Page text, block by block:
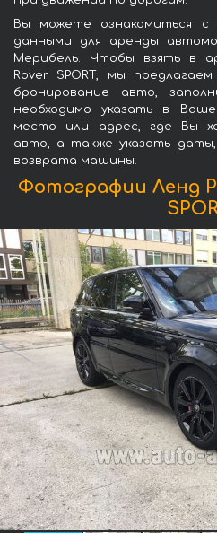
Вы можете ознакомиться с
данными для аренды
Мерибель. Чтобы взять в
Rover SPORT, мы
бронирование авто,
необходимо указать в
место или адрес, где Вы
авто, а также указать
возврата машины.
Фотографии Ленд